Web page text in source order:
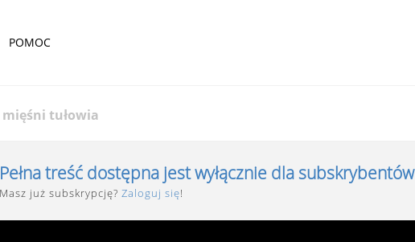
POMOC
tułowia
Pełna treść dostępna jest wyłącznie dla subskrybentów
Masz już subskrypcję? Zaloguj się!